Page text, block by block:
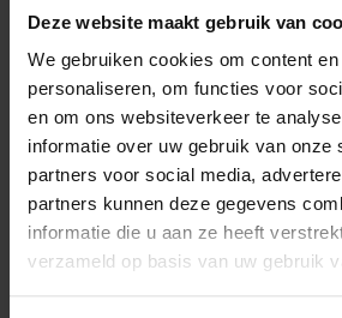
Deze website maakt gebruik van
We gebruiken cookies om content
personaliseren, om functies voor
en om ons websiteverkeer te
informatie over uw gebruik van onze
partners voor social media,
partners kunnen deze gegevens
informatie die u aan ze heeft
verzameld op basis van uw gebruik
sfeer en stijl weet je zeker dat jouw
vallen.
Maak december extra
De decembermaand is dé tijd om te
en te genieten. Een chique cadeau uit
die momenten nog specialer. Bezoek
laat je inspireren door de mooiste
luxe geschenken en feestelijke
alleen een cadeau, maar een ervaring